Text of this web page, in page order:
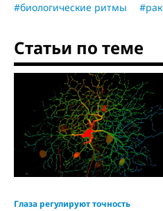
#биологические ритмы
#рак
Статьи по теме
Глаза регулируют точность